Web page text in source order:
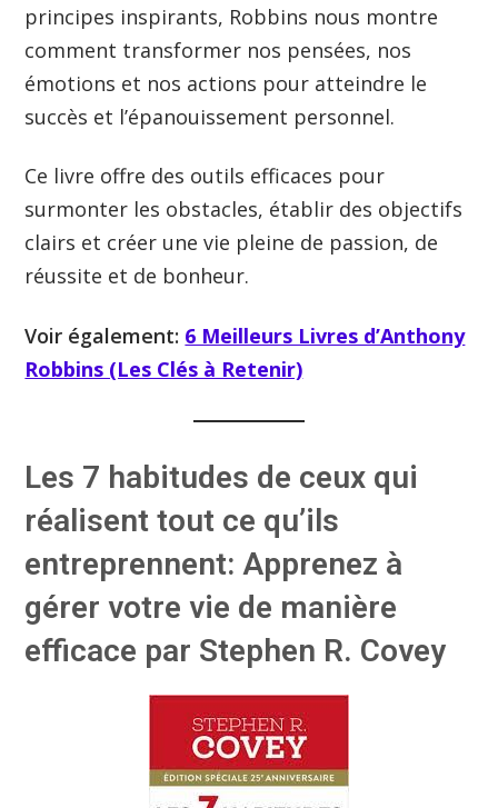
principes inspirants, Robbins nous montre
comment transformer nos pensées, nos
émotions et nos actions pour atteindre le
succès et l’épanouissement personnel.
Ce livre offre des outils efficaces pour
surmonter les obstacles, établir des objectifs
clairs et créer une vie pleine de passion, de
réussite et de bonheur.
Voir également: 6 Meilleurs Livres d’Anthony
Robbins (Les Clés à Retenir)
Les 7 habitudes de ceux qui
réalisent tout ce qu’ils
entreprennent: Apprenez à
gérer votre vie de manière
efficace par Stephen R. Covey